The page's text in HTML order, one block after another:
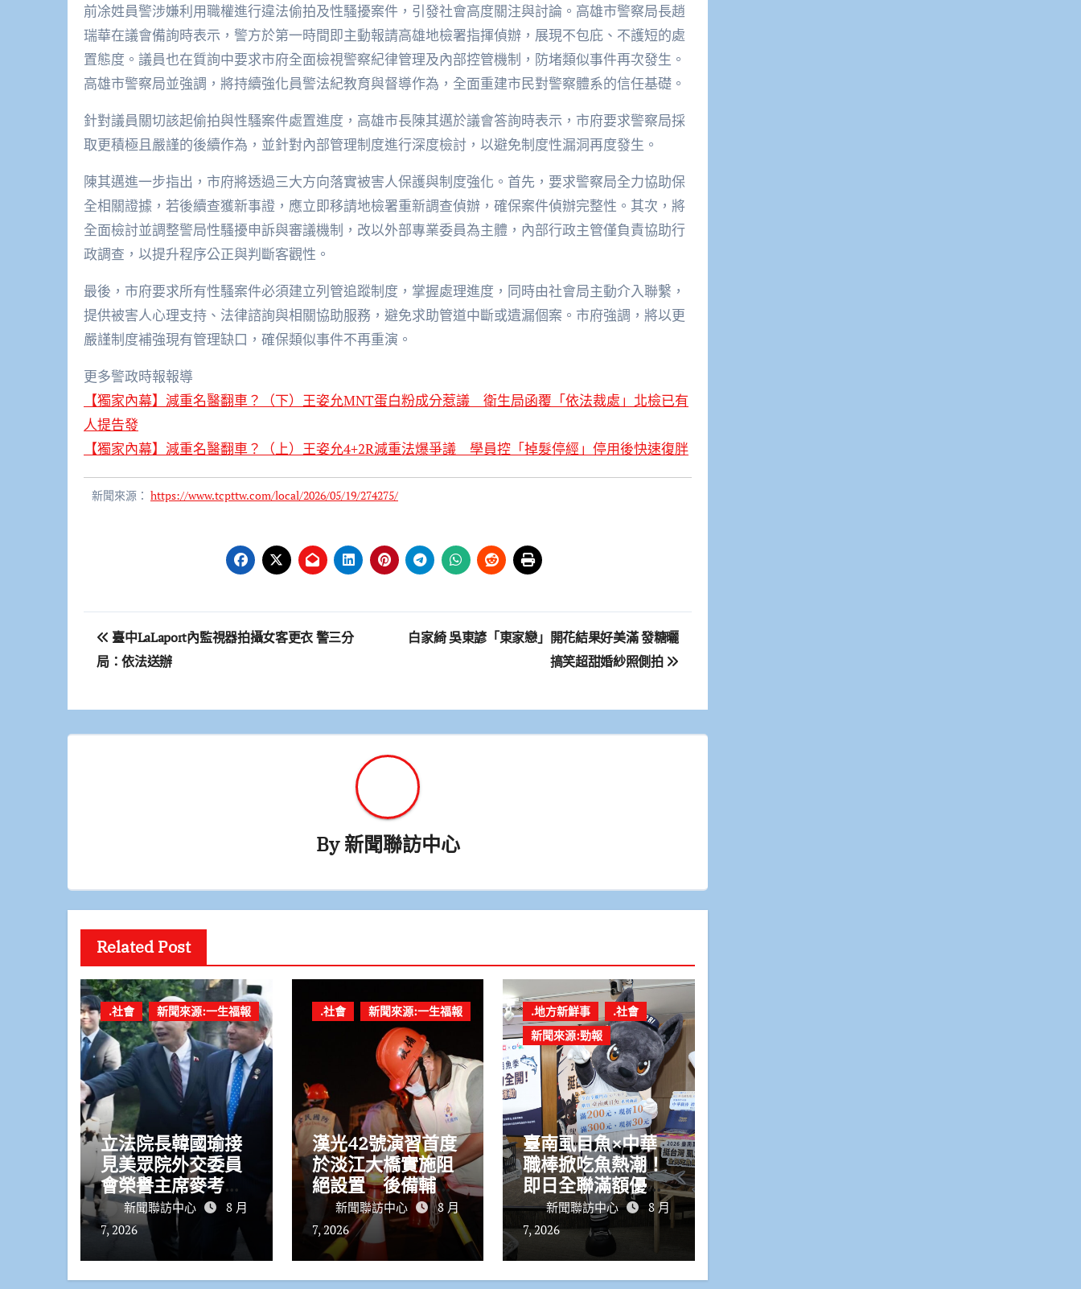
前凃姓員警涉嫌利用職權進行違法偷拍及性騷擾案件，引發社會高度關注與討論。高雄市警察局長趙
瑞華在議會備詢時表示，警方於第一時間即主動報請高雄地檢署指揮偵辦，展現不包庇、不護短的處
置態度。議員也在質詢中要求市府全面檢視警察紀律管理及內部控管機制，防堵類似事件再次發生。
高雄市警察局並強調，將持續強化員警法紀教育與督導作為，全面重建市民對警察體系的信任基礎。
針對議員關切該起偷拍與性騷案件處置進度，高雄市長陳其邁於議會答詢時表示，市府要求警察局採
取更積極且嚴謹的後續作為，並針對內部管理制度進行深度檢討，以避免制度性漏洞再度發生。
陳其邁進一步指出，市府將透過三大方向落實被害人保護與制度強化。首先，要求警察局全力協助保
全相關證據，若後續查獲新事證，應立即移請地檢署重新調查偵辦，確保案件偵辦完整性。其次，將
全面檢討並調整警局性騷擾申訴與審議機制，改以外部專業委員為主體，內部行政主管僅負責協助行
政調查，以提升程序公正與判斷客觀性。
最後，市府要求所有性騷案件必須建立列管追蹤制度，掌握處理進度，同時由社會局主動介入聯繫，
提供被害人心理支持、法律諮詢與相關協助服務，避免求助管道中斷或遺漏個案。市府強調，將以更
嚴謹制度補強現有管理缺口，確保類似事件不再重演。
更多警政時報報導
【獨家內幕】減重名醫翻車？（下）王姿允MNT蛋白粉成分惹議 衛生局函覆「依法裁處」北檢已有
人提告發
【獨家內幕】減重名醫翻車？（上）王姿允4+2R減重法爆爭議 學員控「掉髮停經」停用後快速復胖
新聞來源： https://www.tcpttw.com/local/2026/05/19/274275/
文
章
覽
臺中LaLaport內監視器拍攝女客更衣 警三分
局：依法送辦
白家綺 吳東諺「東家戀」開花結果好美滿 發糖曬
搞笑超甜婚紗照側拍
By新聞聯訪中心
Related Post
.社會 新聞來源:一生福報
立法院長韓國瑜接
見美眾院外交委員
會榮譽主席麥考爾
深化臺美交流
新聞聯訪中心
8 月
7, 2026
.社會 新聞來源:一生福報
漢光42號演習首度
於淡江大橋實施阻
絕設置 後備輔導
幹部協力支援作戰
新聞聯訪中心
8 月
7, 2026
.地方新鮮事
.社會
新聞來源:勁報
臺南虱目魚×中華
職棒掀吃魚熱潮！
即日全聯滿額優惠
再抽棒球好禮
新聞聯訪中心
8 月
7, 2026